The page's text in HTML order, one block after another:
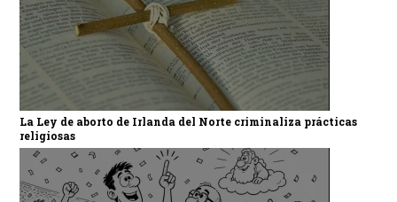
La Ley de aborto de Irlanda del Norte criminaliza prácticas
religiosas